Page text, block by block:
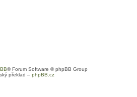
® Forum Software © phpBB Group
překlad – phpBB.cz